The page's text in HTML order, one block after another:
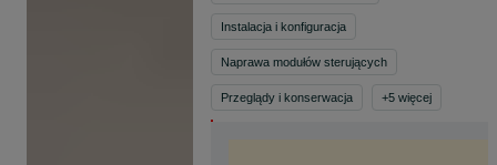
Instalacja i konfiguracja
Naprawa modułów sterujących
Przeglądy i konserwacja +5 więcej